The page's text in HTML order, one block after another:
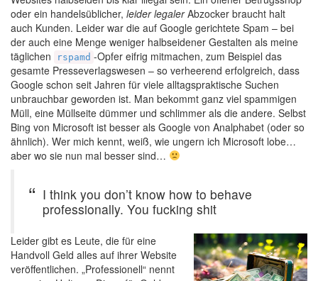
oder ein handelsüblicher, leider legalerAbzocker braucht halt
auch Kunden. Leider war die auf Google gerichtete Spam – bei
der auch eine Menge weniger halbseidener Gestalten als meine
täglichen
rspamd -Opfer eifrig mitmachen, zum Beispiel das
gesamte Presseverlagswesen – so verheerend erfolgreich, dass
Google schon seit Jahren für viele alltagspraktische Suchen
unbrauchbar geworden ist. Man bekommt ganz viel spammigen
Müll, eine Müllseite dümmer und schlimmer als die andere. Selbst
Bing von Microsoft ist besser als Google von Analphabet (oder so
ähnlich). Wer mich kennt, weiß, wie ungern ich Microsoft lobe…
aber wo sie nun mal besser sind…
I think you don’t know how to behave
professionally. You fucking shit
Leider gibt es Leute, die für eine
Handvoll Geld alles auf ihrer Website
veröffentlichen. „Professionell“ nennt